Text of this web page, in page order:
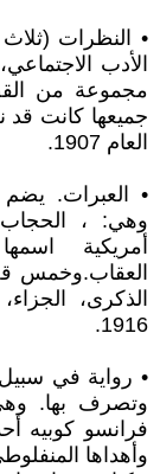
• النظرات
الأدب
مجموعة من
جميعها كانت قد
العام 1907.
• العبرات.
وهي: ،
أمريكية
العقاب.وخمس
الذكرى،
1916.
• رواية في
وتصرف بها. وهي
فرانسو كوبيه
وأهداها